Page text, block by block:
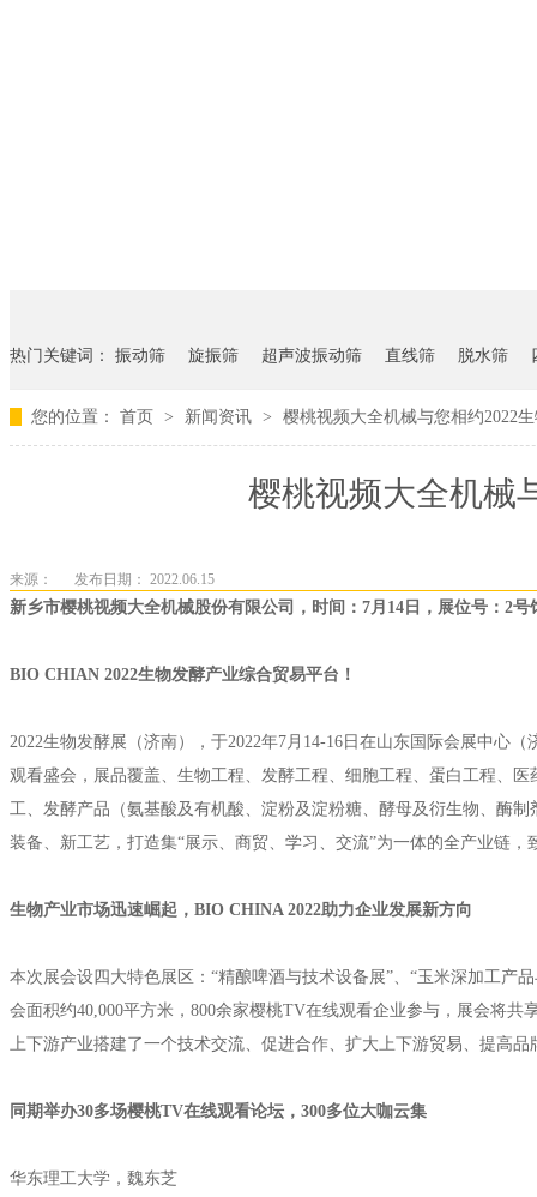
热门关键词： 振动筛 旋振筛 超声波振动筛 直线筛 脱水筛
您的位置： 首页 > 新闻资讯 > 樱桃视频大全机械与您相约2022
樱桃视频大全机械
来源： 发布日期： 2022.06.15
新乡市樱桃视频大全机械股份有限公司，时间：7月14日，展位号：2号
BIO CHIAN 2022生物发酵产业综合贸易平台！
2022生物发酵展（济南），于2022年7月14-16日在山东国际会展中心
观看盛会，展品覆盖、生物工程、发酵工程、细胞工程、蛋白工程、
工、发酵产品（氨基酸及有机酸、淀粉及淀粉糖、酵母及衍生物、酶
装备、新工艺，打造集“展示、商贸、学习、交流”为一体的全产业链
生物产业市场迅速崛起，BIO CHINA 2022助力企业发展新方向
本次展会设四大特色展区：“精酿啤酒与技术设备展”、“玉米深加工产
会面积约40,000平方米，800余家樱桃TV在线观看企业参与，展会将
上下游产业搭建了一个技术交流、促进合作、扩大上下游贸易、提高品
同期举办30多场樱桃TV在线观看论坛，300多位大咖云集
华东理工大学，魏东芝